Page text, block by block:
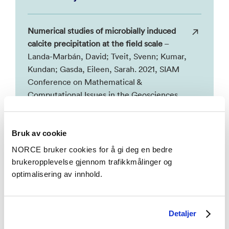
Bruk av cookie
NORCE bruker cookies for å gi deg en bedre
brukeropplevelse gjennom trafikkmålinger og
optimalisering av innhold.
Detaljer
Numerical studies of microbially induced
calcite precipitation at the field scale –
Landa-Marbán, David; Tveit, Svenn; Kumar,
Kundan; Gasda, Eileen, Sarah. 2021, SIAM
Conference on Mathematical &
Computational Issues in the Geosciences
Numerical studies of CO2 leakage
remediation by MICP-based plugging
technology– Landa-Marbán, David; Kumar,